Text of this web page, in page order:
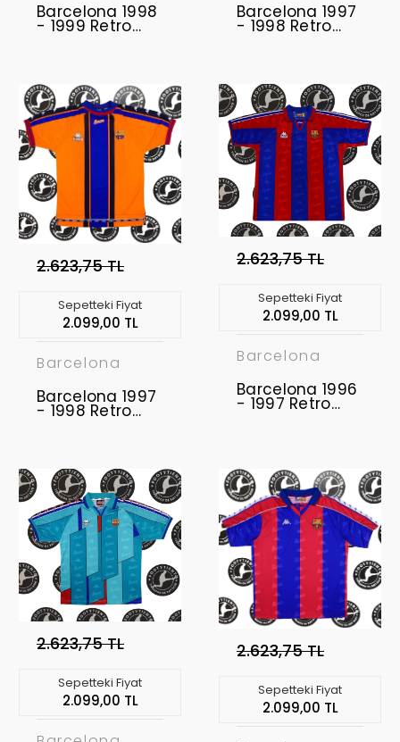
Barcelona 1998
- 1999 Retro
Barcelona 1997
- 1998 Retro
2.623,75 TL
Sepetteki Fiyat
2.099,00 TL
Barcelona
Barcelona 1997
- 1998 Retro
2.623,75 TL
Sepetteki Fiyat
2.099,00 TL
Barcelona
Barcelona 1996
- 1997 Retro
2.623,75 TL
Sepetteki Fiyat
2.099,00 TL
2.623,75 TL
Sepetteki Fiyat
2.099,00 TL